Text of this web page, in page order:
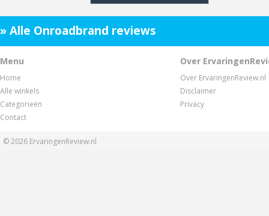
» Alle Onroadbrand reviews
Menu
Home
Alle winkels
Categorieën
Contact
Over
Over ErvaringenReview.nl
Disclaimer
Privacy
© 2026 ErvaringenReview.nl